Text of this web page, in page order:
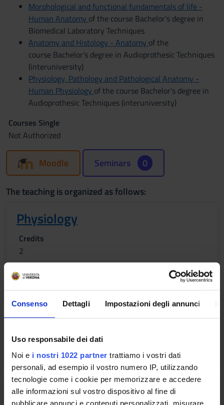
Consenso Dettagli Impostazioni degli annunci
Uso responsabile dei dati
Noi e i nostri 1022 partner trattiamo i vostri dati
personali, ad esempio il vostro numero IP, utilizzando
tecnologie come i cookie per memorizzare e accedere
alle informazioni sul vostro dispositivo al fine di
pubblicare annunci e contenuti personalizzati, misurare
Morphological and functional fundamentals of life -
Human Anatomy of the course Bachelor's degree in
Biomedical Laboratory Techniques
Anatomy and Histology - Anatomy of the
course Bachelor's degree in Audioprothesic Techniques
(interuniversity)
Physiology, Pathology and Pathological Anatomy -
Human Physiology of the course Bachelor's degree in
Audioprothesic Techniques (interuniversity)
Courses Single
Not Authorized
Moodle Seminars 0
The teaching is organized as follows:
Physiology
Credits
2
Period
1 SEMESTRE PROFESSIONI SANITARIE
Location
VERONA
Academic staff
Elisa Santandrea
Lessons timetable
Human Anatomy